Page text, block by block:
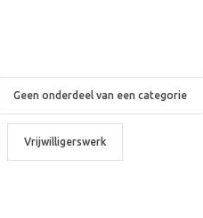
Geen onderdeel van een categorie
Vrijwilligerswerk